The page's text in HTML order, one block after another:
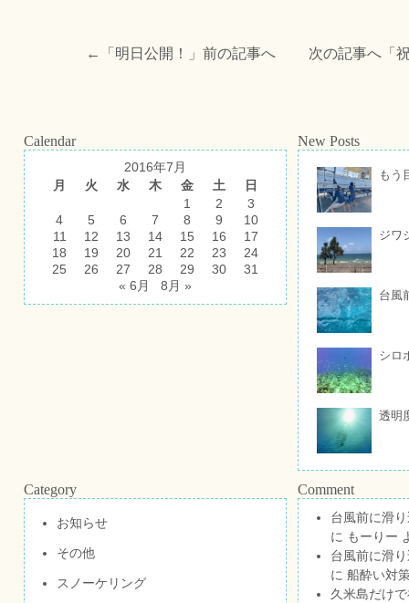
←「 明日公開！ 」前の記事へ 次の記事へ「
Calendar
2016年7月
月
火 水 木 金 土
日
1
2
3
4
5 6 7 8 9
10
11
12 13 14 15 16
17
18
19 20 21 22 23
24
25
26 27 28 29 30
31
« 6月
8月 »
New Posts
もう
ジワ
台風
シロ
透明
Category
お知らせ
その他
スノーケリング
Comment
台風前に滑
に もーりー
台風前に滑
に 船酔い対
久米島だけ